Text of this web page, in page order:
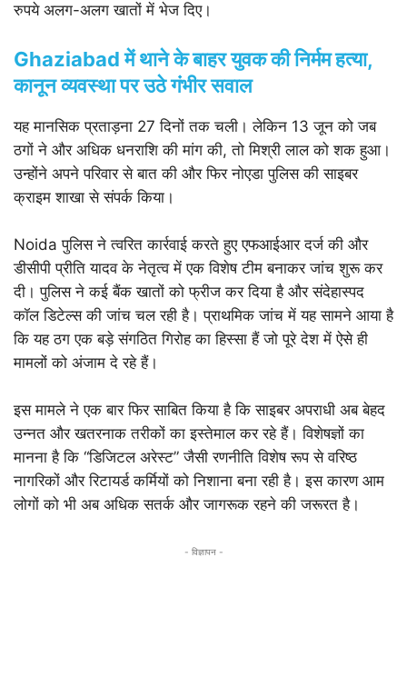
रुपये अलग-अलग खातों में भेज दिए।
Ghaziabad में थाने के बाहर युवक की निर्मम हत्या,
कानून व्यवस्था पर उठे गंभीर सवाल
यह मानसिक प्रताड़ना 27 दिनों तक चली। लेकिन 13 जून को जब
ठगों ने और अधिक धनराशि की मांग की, तो मिश्री लाल को शक हुआ।
उन्होंने अपने परिवार से बात की और फिर नोएडा पुलिस की साइबर
क्राइम शाखा से संपर्क किया।
Noida पुलिस ने त्वरित कार्रवाई करते हुए एफआईआर दर्ज की और
डीसीपी प्रीति यादव के नेतृत्व में एक विशेष टीम बनाकर जांच शुरू कर
दी। पुलिस ने कई बैंक खातों को फ्रीज कर दिया है और संदेहास्पद
कॉल डिटेल्स की जांच चल रही है। प्राथमिक जांच में यह सामने आया है
कि यह ठग एक बड़े संगठित गिरोह का हिस्सा हैं जो पूरे देश में ऐसे ही
मामलों को अंजाम दे रहे हैं।
इस मामले ने एक बार फिर साबित किया है कि साइबर अपराधी अब बेहद
उन्नत और खतरनाक तरीकों का इस्तेमाल कर रहे हैं। विशेषज्ञों का
मानना है कि “डिजिटल अरेस्ट” जैसी रणनीति विशेष रूप से वरिष्ठ
नागरिकों और रिटायर्ड कर्मियों को निशाना बना रही है। इस कारण आम
लोगों को भी अब अधिक सतर्क और जागरूक रहने की जरूरत है।
- विज्ञापन -